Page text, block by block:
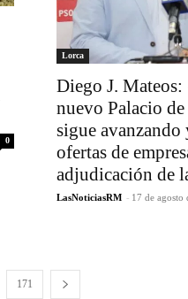
0
Lorca
Diego J.
nuevo Palacio
sigue
ofertas de
adjudicación de
LasNoticiasRM - 17 de agosto
171